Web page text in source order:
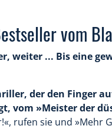
vom
weiter ... Bis eine
der den Finger
vom »Meister der
rufen sie und »Mehr